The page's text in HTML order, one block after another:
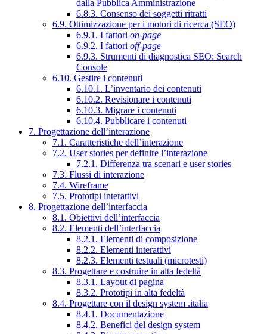
dalla Pubblica Amministrazione
6.8.3. Consenso dei soggetti ritratti
6.9. Ottimizzazione per i motori di ricerca (SEO)
6.9.1. I fattori on-page
6.9.2. I fattori off-page
6.9.3. Strumenti di diagnostica SEO: Search
Console
6.10. Gestire i contenuti
6.10.1. L’inventario dei contenuti
6.10.2. Revisionare i contenuti
6.10.3. Migrare i contenuti
6.10.4. Pubblicare i contenuti
7. Progettazione dell’interazione
7.1. Caratteristiche dell’interazione
7.2. User stories per definire l’interazione
7.2.1. Differenza tra scenari e user stories
7.3. Flussi di interazione
7.4. Wireframe
7.5. Prototipi interattivi
8. Progettazione dell’interfaccia
8.1. Obiettivi dell’interfaccia
8.2. Elementi dell’interfaccia
8.2.1. Elementi di composizione
8.2.2. Elementi interattivi
8.2.3. Elementi testuali (microtesti)
8.3. Progettare e costruire in alta fedeltà
8.3.1. Layout di pagina
8.3.2. Prototipi in alta fedeltà
8.4. Progettare con il design system .italia
8.4.1. Documentazione
8.4.2. Benefici del design system